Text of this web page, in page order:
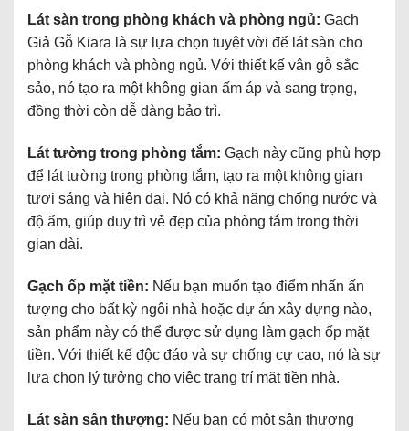
Lát sàn trong phòng khách và phòng ngủ: Gạch
Giả Gỗ Kiara là sự lựa chọn tuyệt vời để lát sàn cho
phòng khách và phòng ngủ. Với thiết kế vân gỗ sắc
sảo, nó tạo ra một không gian ấm áp và sang trọng,
đồng thời còn dễ dàng bảo trì.
Lát tường trong phòng tắm: Gạch này cũng phù hợp
để lát tường trong phòng tắm, tạo ra một không gian
tươi sáng và hiện đại. Nó có khả năng chống nước và
độ ẩm, giúp duy trì vẻ đẹp của phòng tắm trong thời
gian dài.
Gạch ốp mặt tiền: Nếu bạn muốn tạo điểm nhấn ấn
tượng cho bất kỳ ngôi nhà hoặc dự án xây dựng nào,
sản phẩm này có thể được sử dụng làm gạch ốp mặt
tiền. Với thiết kế độc đáo và sự chống cự cao, nó là sự
lựa chọn lý tưởng cho việc trang trí mặt tiền nhà.
Lát sàn sân thượng: Nếu bạn có một sân thượng